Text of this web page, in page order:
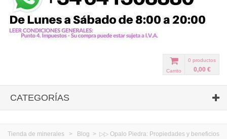
0 productos
0,00 €
Carrito
CATEGORÍAS
Tienda de minerales > Blog > ▷▷ Opalo Piedra: Propiedades y beneficios